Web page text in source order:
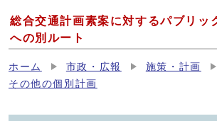
総合交通計画素案に対するパブリッ
への別ルート
ホーム 市政・広報
施策・計画
その他の個別計画